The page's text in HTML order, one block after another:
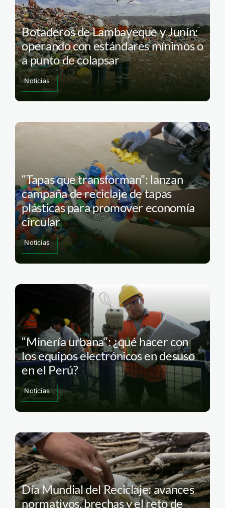
Botaderos de Lambayeque y Junín:
operando con estándares mínimos o
a punto de colapsar
Noticias
“Tapas que transforman”: lanzan
campaña de reciclaje de tapas
plásticas para promover economía
circular
Noticias
“Minería urbana”: ¿qué hacer con
los equipos electrónicos en desuso
en el Perú?
Noticias
Día Mundial del Reciclaje: avances
normativos, brechas y el reto de